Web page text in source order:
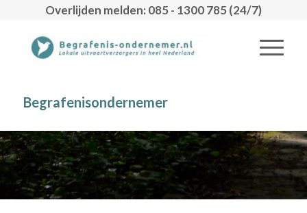
Overlijden melden: 085 - 1300 785 (24/7)
Begrafenisondernemer